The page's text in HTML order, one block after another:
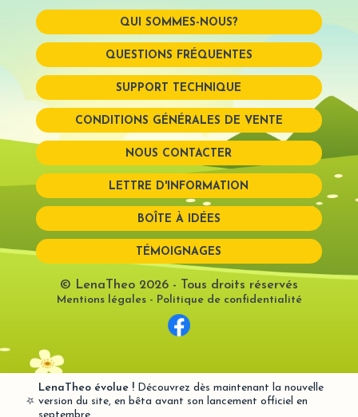
Mémoriser
Mot de passe perdu?
QUI SOMMES-NOUS?
QUESTIONS FRÉQUENTES
SUPPORT TECHNIQUE
CONDITIONS GÉNÉRALES DE VENTE
NOUS CONTACTER
LETTRE D'INFORMATION
BOÎTE À IDÉES
TÉMOIGNAGES
© LenaTheo 2026 - Tous droits réservés
Mentions légales- Politique de confidentialité
⭐
LenaTheo évolue ! Découvrez dès maintenant la nouvelle
version du site, en bêta avant son lancement officiel en